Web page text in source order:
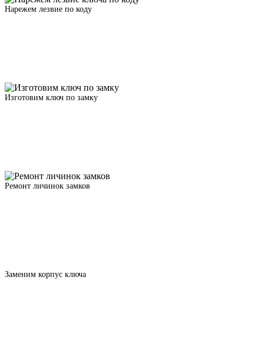
Нарежем лезвие по коду
Изготовим ключ по замку
Ремонт личинок замков
Заменим корпус ключа